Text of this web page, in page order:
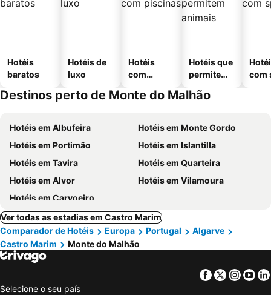
Hotéis
baratos
Hotéis de
luxo
Hotéis
com
Hotéis que
permitem
com
Destinos perto de Monte do Malhão
Hotéis em Albufeira
Hotéis em Monte Gordo
Hotéis em Portimão
Hotéis em Islantilla
Hotéis em Tavira
Hotéis em Quarteira
Hotéis em Alvor
Hotéis em Vilamoura
Hotéis em Carvoeiro
Ver todas as estadias em Castro Marim
Comparador de Hotéis
Europa Portugal
Algarve
Castro Marim
Monte do Malhão
Facebook
Twitter
Selecione o seu país